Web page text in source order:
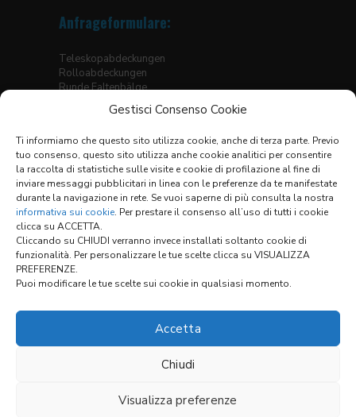
Gestisci Consenso Cookie
Ti informiamo che questo sito utilizza cookie, anche di terza parte. Previo
tuo consenso, questo sito utilizza anche cookie analitici per consentire
la raccolta di statistiche sulle visite e cookie di profilazione al fine di
inviare messaggi pubblicitari in linea con le preferenze da te manifestate
durante la navigazione in rete. Se vuoi saperne di più consulta la nostra
informativa sui cookie. Per prestare il consenso all’uso di tutti i cookie
clicca su ACCETTA.
Cliccando su CHIUDI verranno invece installati soltanto cookie di
funzionalità. Per personalizzare le tue scelte clicca su VISUALIZZA
PREFERENZE.
Puoi modificare le tue scelte sui cookie in qualsiasi momento.
Accetta
Chiudi
Visualizza preferenze
Anfrageformulare:
Teleskopabdeckungen
Rolloabdeckungen
Runde Faltenbälge
Eckige Faltenbälge, genäht
Faltenbälge für Hubtische
Faltenbälge
X-Y Abdeckungssysteme
Materialtabelle
Allgemeine Verkaufsbedingungen
Links: